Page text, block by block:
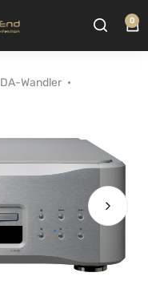
0
DA-Wandler